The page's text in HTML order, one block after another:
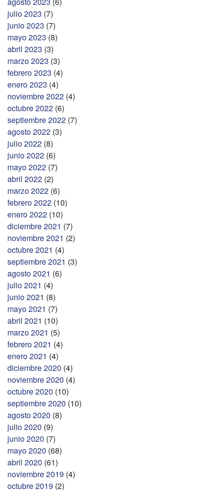
julio 2023 (7)
junio 2023 (7)
mayo 2023 (8)
abril 2023 (3)
marzo 2023 (3)
febrero 2023 (4)
enero 2023 (4)
noviembre 2022 (4)
octubre 2022 (6)
septiembre 2022 (7)
agosto 2022 (3)
julio 2022 (8)
junio 2022 (6)
mayo 2022 (7)
abril 2022 (2)
marzo 2022 (6)
febrero 2022 (10)
enero 2022 (10)
diciembre 2021 (7)
noviembre 2021 (2)
octubre 2021 (4)
septiembre 2021 (3)
agosto 2021 (6)
julio 2021 (4)
junio 2021 (8)
mayo 2021 (7)
abril 2021 (10)
marzo 2021 (5)
febrero 2021 (4)
enero 2021 (4)
diciembre 2020 (4)
noviembre 2020 (4)
octubre 2020 (10)
septiembre 2020 (10)
agosto 2020 (8)
julio 2020 (9)
junio 2020 (7)
mayo 2020 (68)
abril 2020 (61)
noviembre 2019 (4)
octubre 2019 (2)